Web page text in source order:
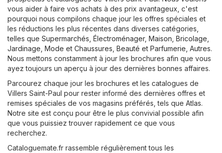
vous aider à faire vos achats à des prix avantageux, c'est
pourquoi nous compilons chaque jour les offres spéciales et
les réductions les plus récentes dans diverses catégories,
telles que Supermarchés Électroménager, Maison, Bricolage,
Jardinage Mode et Chaussures Beauté et Parfumerie Autres.
Nous mettons constamment à jour les brochures afin que vous
ayez toujours un aperçu à jour des dernières bonnes affaires.
Parcourez chaque jour les brochures et les catalogues de
Villers Saint-Paul pour rester informé des dernières offres et
remises spéciales de vos magasins préférés, tels que Atlas.
Notre site est conçu pour être le plus convivial possible afin
que vous puissiez trouver rapidement ce que vous
recherchez.
Cataloguemate.fr rassemble régulièrement tous les